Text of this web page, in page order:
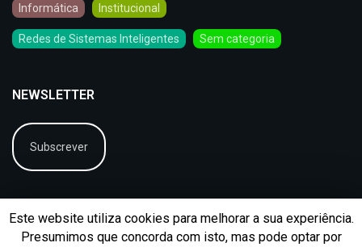
Informática Institucional
Redes de Sistemas Inteligentes Sem categoria
NEWSLETTER
Subscrever
Este website utiliza cookies para melhorar a sua experiência.
Presumimos que concorda com isto, mas pode optar por